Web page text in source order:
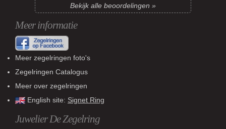
Bekijk alle beoordelingen »
Meer informatie
Meer zegelringen foto's
Zegelringen Catalogus
Meer over zegelringen
English site: Signet Ring
Juwelier De Zegelring